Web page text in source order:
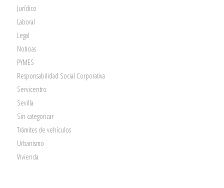
Jurídico
Laboral
Legal
Noticias
PYMES
Responsabilidad Social Corporativa
Servicentro
Sevilla
Sin categorizar
Trámites de vehículos
Urbanismo
Vivienda